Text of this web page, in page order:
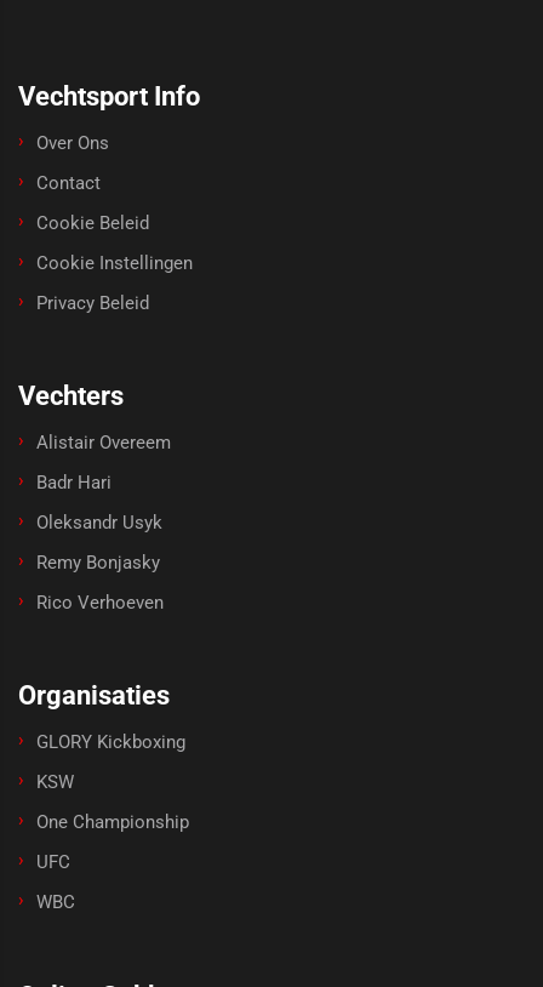
Vechtsport Info
Over Ons
Contact
Cookie Beleid
Cookie Instellingen
Privacy Beleid
Vechters
Alistair Overeem
Badr Hari
Oleksandr Usyk
Remy Bonjasky
Rico Verhoeven
Organisaties
GLORY Kickboxing
KSW
One Championship
UFC
WBC